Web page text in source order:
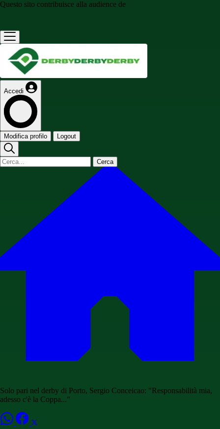
Questo sito contribuisce alla audience de
Accedi
Modifica profilo Logout
Cerca
Solo pari nel derby di Porto, Sergio Conceicao: "Responsabilità mia,
adesso c'è la Coppa..."